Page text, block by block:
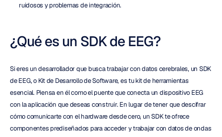
ruidosos y problemas de integración.
¿Qué es un SDK de EEG?
Si eres un desarrollador que busca trabajar con datos cerebrales, un SDK
de EEG, o Kit de Desarrollo de Software, es tu kit de herramientas
esencial. Piensa en él como el puente que conecta un dispositivo EEG
con la aplicación que deseas construir. En lugar de tener que descifrar
cómo comunicarte con el hardware desde cero, un SDK te ofrece
componentes prediseñados para acceder y trabajar con datos de ondas